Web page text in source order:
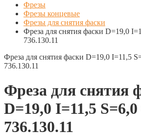
Фрезы
Фрезы концевые
Фрезы для снятия фаски
Фреза для снятия фаски D=19,0
736.130.11
Фреза для снятия фаски D=19,0 I=11,5
736.130.11
Фреза для снятия
D=19,0 I=11,5
736.130.11